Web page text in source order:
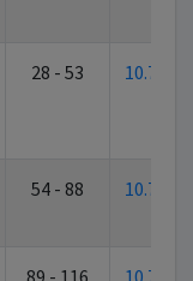
28 - 53
54 - 88
89 - 116